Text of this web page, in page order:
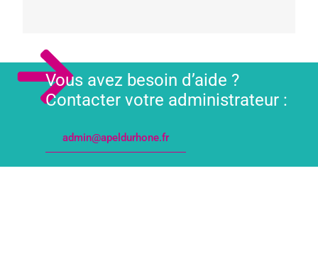
Vous avez besoin d’aide ?
Contacter votre administrateur :
admin@apeldurhone.fr